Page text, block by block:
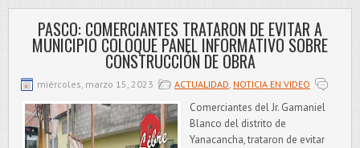
PASCO: COMERCIANTES TRATARON DE EVITAR A
MUNICIPIO COLOQUE PANEL INFORMATIVO SOBRE
CONSTRUCCIÓN DE OBRA
miércoles, marzo 15, 2023 ACTUALIDAD, NOTICIA EN VIDEO
Comerciantes del Jr. Gamaniel
Blanco del distrito de
Yanacancha, trataron de evitar